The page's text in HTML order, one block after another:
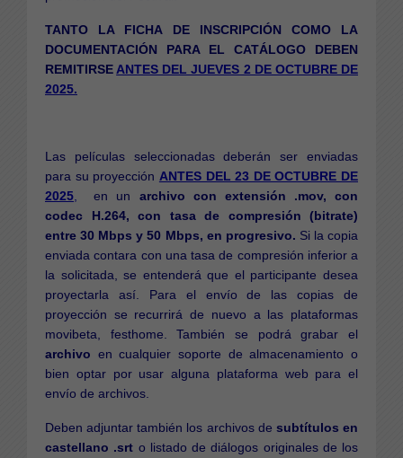
TANTO LA FICHA DE INSCRIPCIÓN COMO LA
DOCUMENTACIÓN PARA EL CATÁLOGO DEBEN
REMITIRSE ANTES DEL JUEVES 2 DE OCTUBRE DE
2025.
Las películas seleccionadas deberán ser enviadas
para su proyección ANTES DEL 23 DE OCTUBRE DE
2025
en un archivo con extensión .mov, con
codec H.264, con tasa de compresión (bitrate)
entre 30 Mbps y 50 Mbps, en progresivo. Si la copia
enviada contara con una tasa de compresión inferior a
la solicitada, se entenderá que el participante desea
proyectarla así. Para el envío de las copias de
proyección se recurrirá de nuevo a las plataformas
movibeta, festhome. También se podrá grabar el
archivo en cualquier soporte de almacenamiento o
bien optar por usar alguna plataforma web para el
envío de archivos.
Deben adjuntar también los archivos de subtítulos en
castellano .srt o listado de diálogos originales de los